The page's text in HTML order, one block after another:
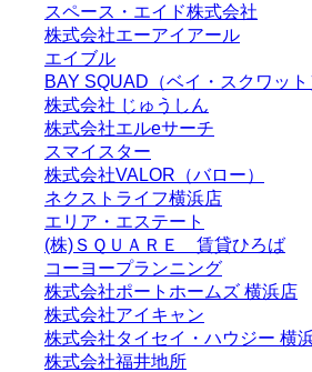
スペース・エイド株式会社
株式会社エーアイアール
エイブル
BAY SQUAD（ベイ・スクワット
株式会社 じゅうしん
株式会社エルeサーチ
スマイスター
株式会社VALOR（バロー）
ネクストライフ横浜店
エリア・エステート
(株)ＳＱＵＡＲＥ 賃貸ひろば
コーヨープランニング
株式会社ポートホームズ 横浜店
株式会社アイキャン
株式会社タイセイ・ハウジー 横
株式会社福井地所